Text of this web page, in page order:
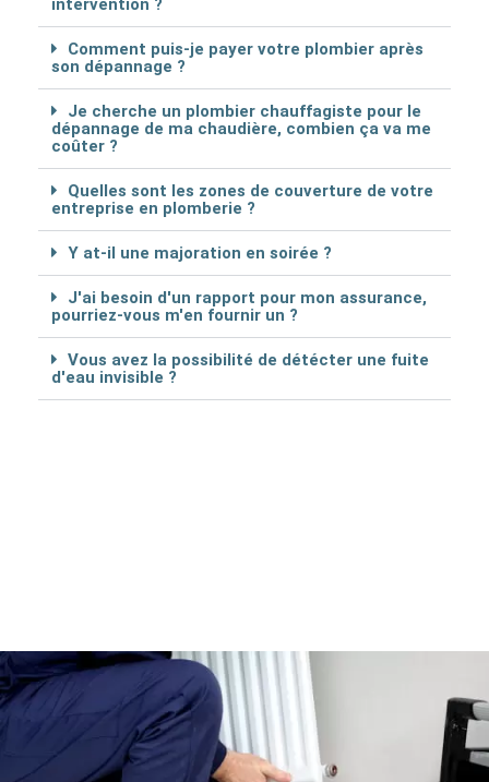
intervention ?
Comment puis-je payer votre plombier après
son dépannage ?
Je cherche un plombier chauffagiste pour le
dépannage de ma chaudière, combien ça va me
coûter ?
Quelles sont les zones de couverture de votre
entreprise en plomberie ?
Y at-il une majoration en soirée ?
J'ai besoin d'un rapport pour mon assurance,
pourriez-vous m'en fournir un ?
Vous avez la possibilité de détécter une fuite
d'eau invisible ?